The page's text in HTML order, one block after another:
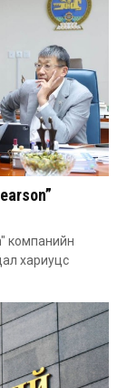
компанийн
хариуцс